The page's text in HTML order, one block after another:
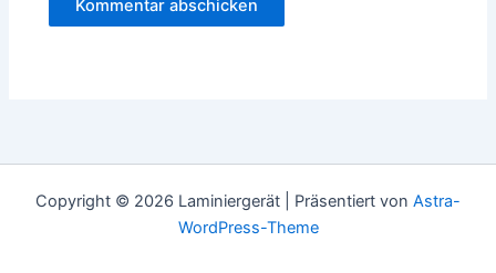
Copyright © 2026 Laminiergerät | Präsentiert von Astra-
WordPress-Theme